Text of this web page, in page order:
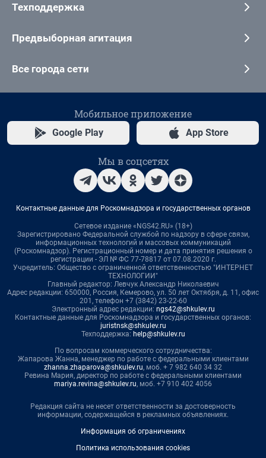
Техподдержка
Предвыборная агитация
Все города сети
Мобильное приложение
Google Play App Store
Мы в соцсетях
Контактные данные для Роскомнадзора и государственных органов
Сетевое издание «NGS42.RU» (18+)
Зарегистрировано Федеральной службой по надзору в сфере связи,
информационных технологий и массовых коммуникаций
(Роскомнадзор). Регистрационный номер и дата принятия решения о
регистрации - ЭЛ № ФС 77-78817 от 07.08.2020 г.
Учредитель: Общество с ограниченной ответственностью "ИНТЕРНЕТ
ТЕХНОЛОГИИ"
Главный редактор: Левчук Александр Николаевич
Адрес редакции: 650000, Россия, Кемерово, ул. 50 лет Октября, д. 11, офис
201, телефон +7 (3842) 23-22-60
Электронный адрес редакции: ngs42@shkulev.ru
Контактные данные для Роскомнадзора и государственных органов:
juristnsk@shkulev.ru
Техподдержка: help@shkulev.ru
По вопросам коммерческого сотрудничества:
Жапарова Жанна, менеджер по работе с федеральными клиентами
zhanna.zhaparova@shkulev.ru, моб. + 7 982 640 34 32
Ревина Мария, директор по работе с федеральными клиентами
mariya.revina@shkulev.ru, моб. +7 910 402 4056
Редакция сайта не несет ответственности за достоверность
информации, содержащейся в рекламных объявлениях.
Информация об ограничениях
Политика использования cookies